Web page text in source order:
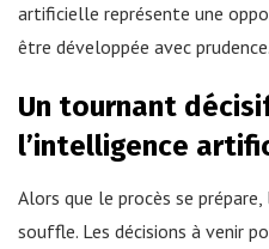
artificielle représente une
être développée avec prudence.
Un tournant
l’intelligence
Alors que le procès se
souffle. Les décisions à venir